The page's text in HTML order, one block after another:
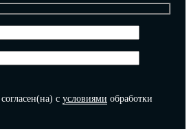
с условиями обработки